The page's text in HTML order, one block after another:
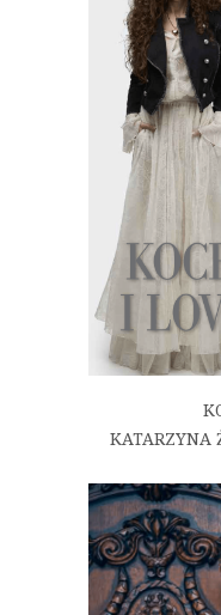
KATARZYNA